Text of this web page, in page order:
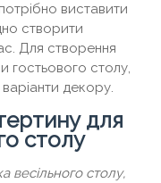
виставити
створити
Для створення
гостьового столу,
декору.
для
столу
весільного столу,